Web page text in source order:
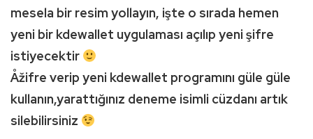
mesela bir resim yollayın, işte o sırada hemen
yeni bir kdewallet uygulaması açılıp yeni şifre
istiyecektir
Åžifre verip yeni kdewallet programını güle güle
kullanın,yarattığınız deneme isimli cüzdanı artık
silebilirsiniz